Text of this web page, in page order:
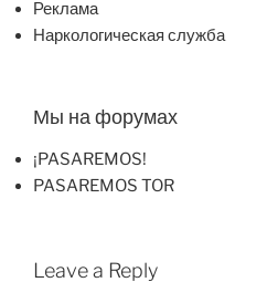
Реклама
Наркологическая служба
Мы на форумах
¡PASAREMOS!
PASAREMOS TOR
Leave a Reply